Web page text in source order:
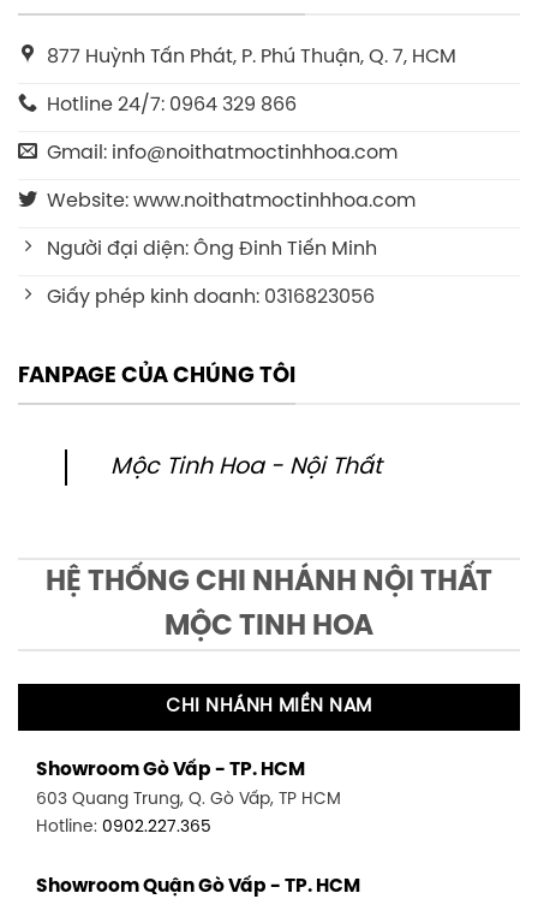
877 Huỳnh Tấn Phát, P. Phú Thuận, Q. 7, HCM
Hotline 24/7: 0964 329 866
Gmail: info@noithatmoctinhhoa.com
Website: www.noithatmoctinhhoa.com
Người đại diện: Ông Đinh Tiến Minh
Giấy phép kinh doanh: 0316823056
FANPAGE CỦA CHÚNG TÔI
Mộc Tinh Hoa - Nội Thất
HỆ THỐNG CHI NHÁNH NỘI THẤT
MỘC TINH HOA
CHI NHÁNH MIỀN NAM
Showroom Gò Vấp - TP. HCM
603 Quang Trung, Q. Gò Vấp, TP HCM
Hotline: 0902.227.365
Showroom Quận Gò Vấp - TP. HCM